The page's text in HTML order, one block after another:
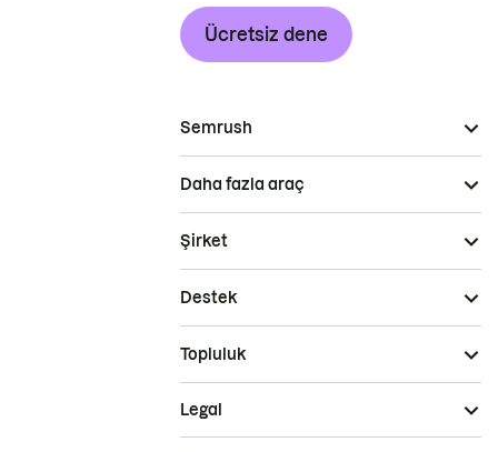
Ücretsiz dene
Semrush
Daha fazla araç
Şirket
Destek
Topluluk
Legal